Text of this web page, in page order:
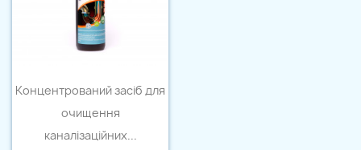
 Швидкий перегляд
Концентрований засіб для
очищення
каналізаційних...